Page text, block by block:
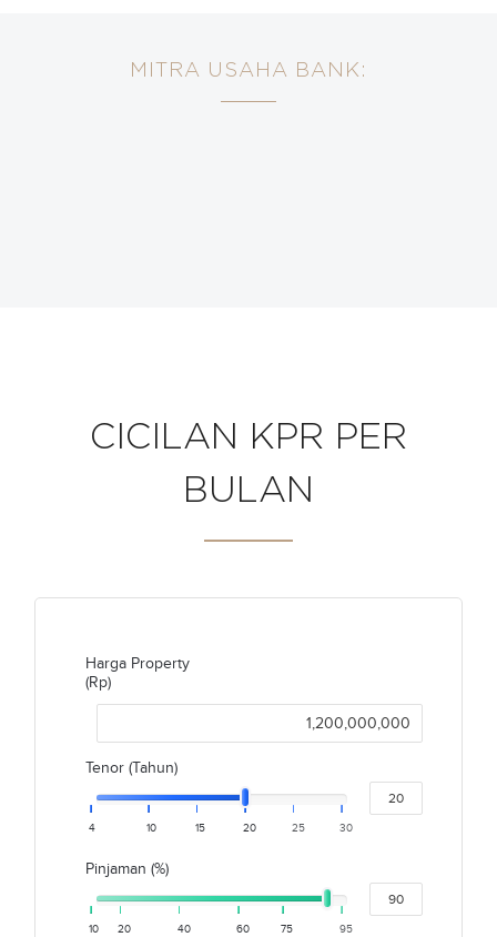
MITRA USAHA BANK:
CICILAN KPR PER
BULAN
Harga Property
(Rp)
Tenor (Tahun)
4 10 15 20 25 30
Pinjaman (%)
10 20 40 60 75 95